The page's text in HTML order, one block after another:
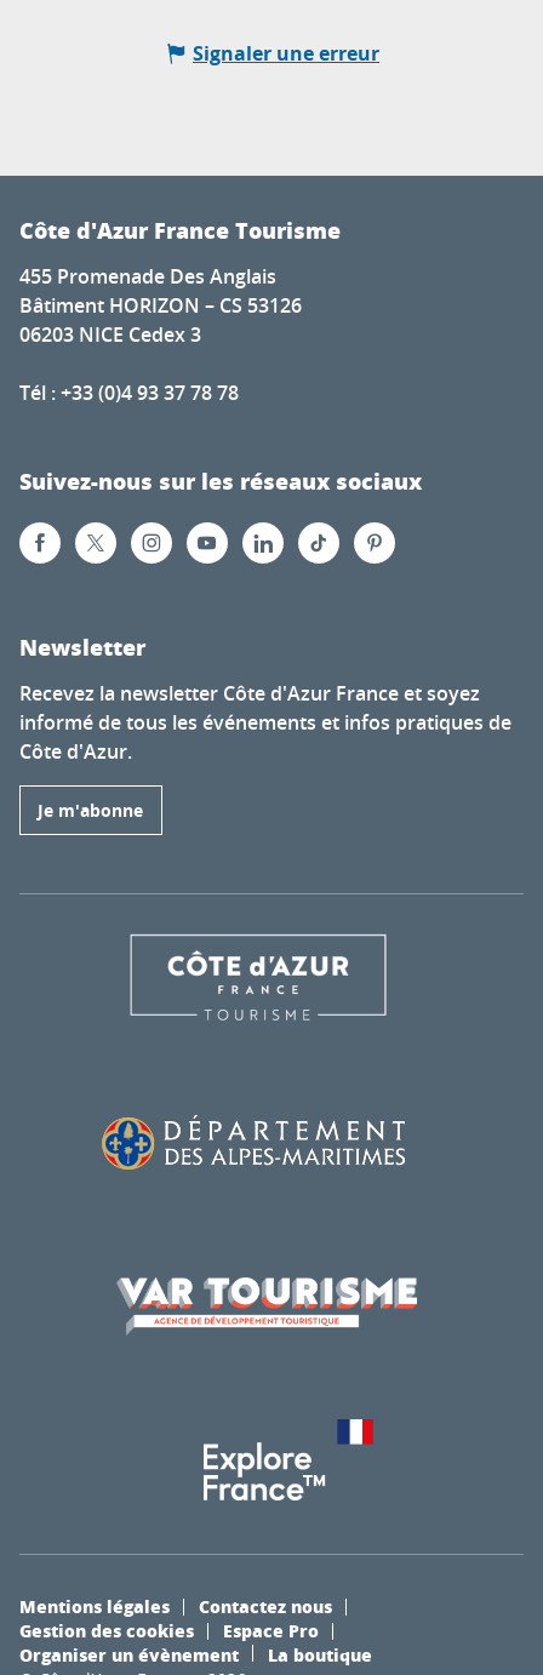
Signaler une erreur
Côte d'Azur France Tourisme
455 Promenade Des Anglais
Bâtiment HORIZON – CS 53126
06203 NICE Cedex 3
Tél : +33 (0)4 93 37 78 78
Suivez-nous sur les réseaux sociaux
Newsletter
Recevez la newsletter Côte d'Azur France et soyez
informé de tous les événements et infos pratiques de
Côte d'Azur.
Je m'abonne
Mentions légales
Contactez nous
Gestion des cookies
Espace Pro
Organiser un évènement
La boutique